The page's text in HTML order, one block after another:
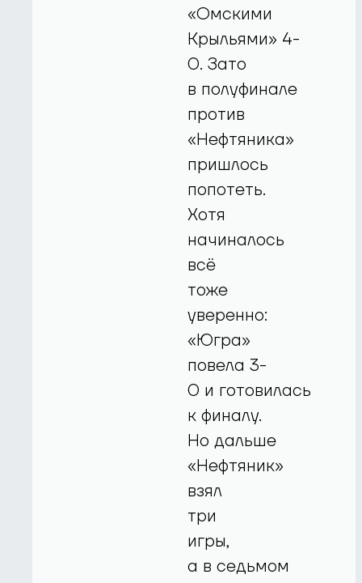
«Омскими
Крыльями» 4-
0. Зато
в полуфинале
против
«Нефтяника»
пришлось
попотеть.
Хотя
начиналось
всё
тоже
уверенно:
«Югра»
повела 3-
0 и готовилась
к финалу.
Но дальше
«Нефтяник»
взял
три
игры,
а в седьмом